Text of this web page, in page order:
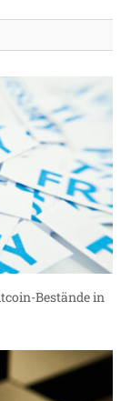
Bestände in